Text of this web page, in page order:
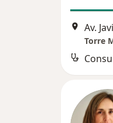
Av.
Torre